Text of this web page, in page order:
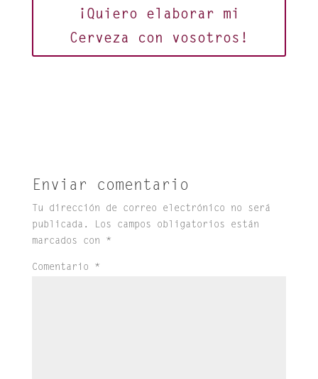
¡Quiero elaborar mi
Cerveza con vosotros!
Enviar comentario
Tu dirección de correo electrónico no será
publicada.
Los campos obligatorios están
marcados con *
Comentario *